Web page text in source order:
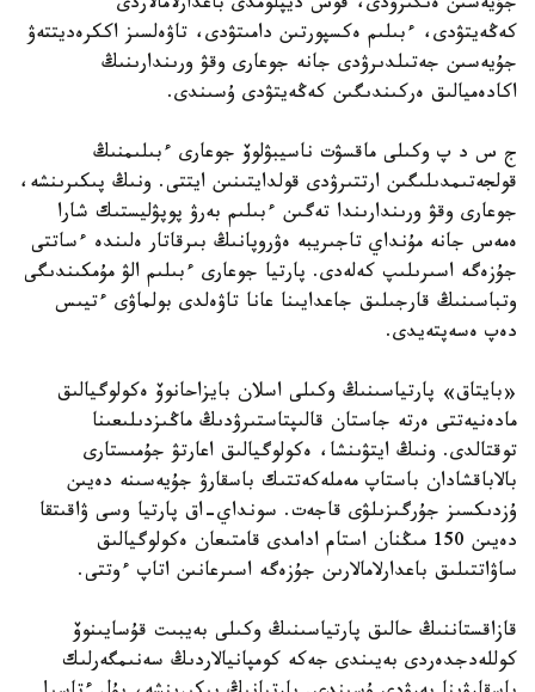
كەڭەيتۋدى، ءبىلىم ەكسپورتىن دامىتۋدى، تاۋەلسىز اككرەديتتەۋ
جۇيەسىن جەتىلدىرۋدى جانە جوعارى وقۋ ورىندارىنىڭ
اكادەميالىق ەركىندىگىن كەڭەيتۋدى ۇسىندى.
ج س د پ وكىلى ماقسۋت ناسيبۋلوۆ جوعارى ءبىلىمنىڭ
قولجەتىمدىلىگىن ارتتىرۋدى قولدايتىنىن ايتتى. ونىڭ پىكىرىنشە،
جوعارى وقۋ ورىندارىندا تەگىن ءبىلىم بەرۋ پوپۋليستىك شارا
ەمەس جانە مۇنداي تاجىريبە ەۋروپانىڭ بىرقاتار ەلىندە ءساتتى
جۇزەگە اسىرىلىپ كەلەدى. پارتيا جوعارى ءبىلىم الۋ مۇمكىندىگى
وتباسىنىڭ قارجىلىق جاعدايىنا عانا تاۋەلدى بولماۋى ءتيىس
دەپ ەسەپتەيدى.
«بايتاق» پارتياسىنىڭ وكىلى اسلان بايزاحانوۆ ەكولوگيالىق
مادەنيەتتى ەرتە جاستان قالىپتاستىرۋدىڭ ماڭىزدىلىعىنا
توقتالدى. ونىڭ ايتۋىنشا، ەكولوگيالىق اعارتۋ جۇمىستارى
بالاباقشادان باستاپ مەملەكەتتىك باسقارۋ جۇيەسىنە دەيىن
ۇزدىكسىز جۇرگىزىلۋى قاجەت. سونداي-اق پارتيا وسى ۋاقىتقا
دەيىن 150 مىڭنان استام ادامدى قامتىعان ەكولوگيالىق
ساۋاتتىلىق باعدارلامالارىن جۇزەگە اسىرعانىن اتاپ ءوتتى.
قازاقستاننىڭ حالىق پارتياسىنىڭ وكىلى بەيبىت قۇسايىنوۆ
كوللەدجدەردى بەيىندى جەكە كومپانيالاردىڭ سەنىمگەرلىك